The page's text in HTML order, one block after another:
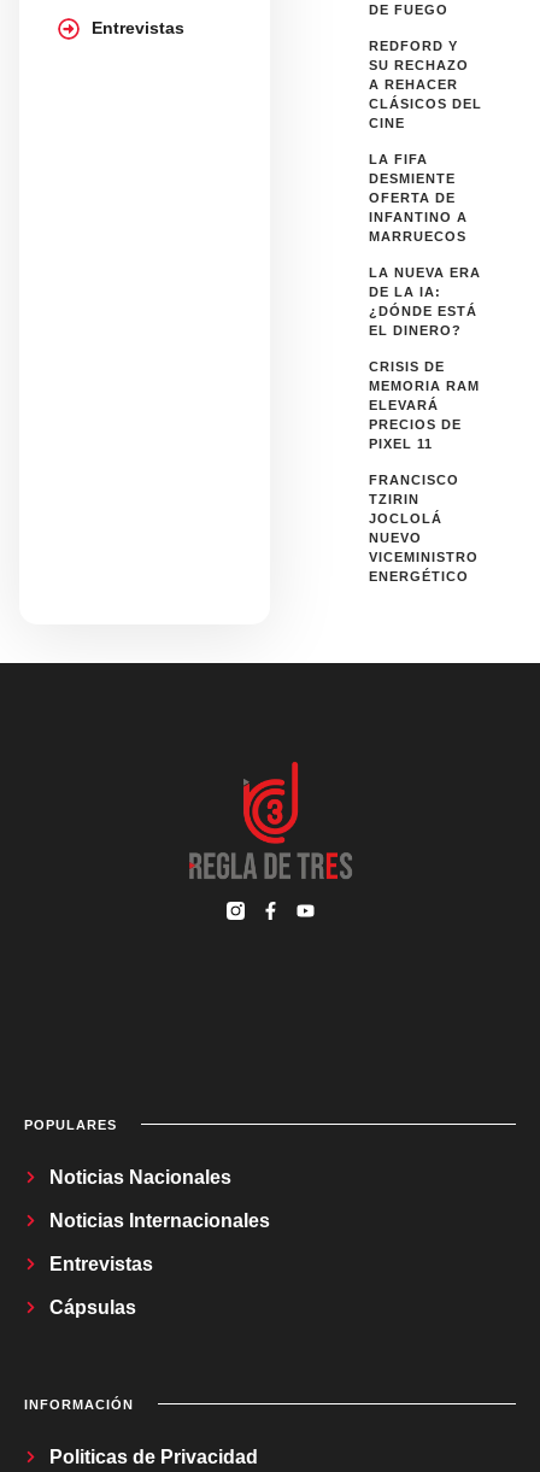
Entrevistas
DE FUEGO
REDFORD Y
SU RECHAZO
A REHACER
CLÁSICOS DEL
CINE
LA FIFA
DESMIENTE
OFERTA DE
INFANTINO A
MARRUECOS
LA NUEVA ERA
DE LA IA:
¿DÓNDE ESTÁ
EL DINERO?
CRISIS DE
MEMORIA RAM
ELEVARÁ
PRECIOS DE
PIXEL 11
FRANCISCO
TZIRIN
JOCLOLÁ
NUEVO
VICEMINISTRO
ENERGÉTICO
POPULARES
Noticias Nacionales
Noticias Internacionales
Entrevistas
Cápsulas
INFORMACIÓN
Politicas de Privacidad